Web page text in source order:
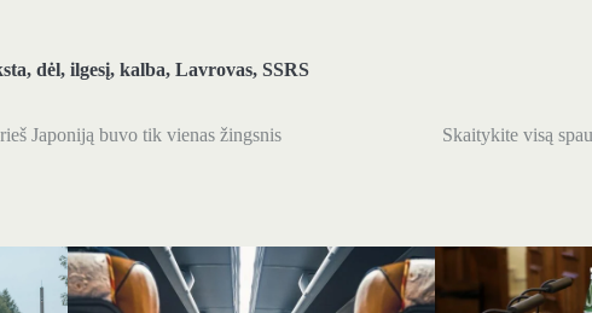
, dėl, ilgesį, kalba, Lavrovas, SSRS
Japoniją buvo tik vienas žingsnis Skaitykite visą